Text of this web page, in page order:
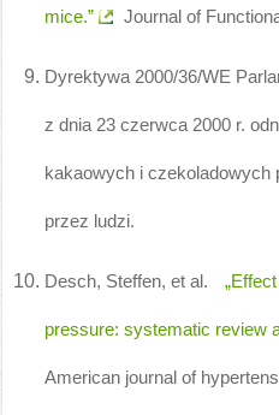
mice.” Journal of
Dyrektywa 2000/36/WE
z dnia 23 czerwca 2000 r.
kakaowych i
przez ludzi.
Desch, Steffen, et al.
pressure: systematic review
American journal of